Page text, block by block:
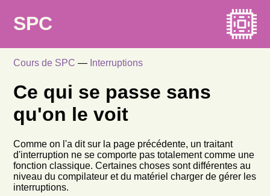
SPC
Cours de SPC — Interruptions
Ce qui se passe sans
qu'on le voit
Comme on l'a dit sur la page précédente, un traitant
d'interruption ne se comporte pas totalement comme une
fonction classique. Certaines choses sont différentes au
niveau du compilateur et du matériel charger de gérer les
interruptions.